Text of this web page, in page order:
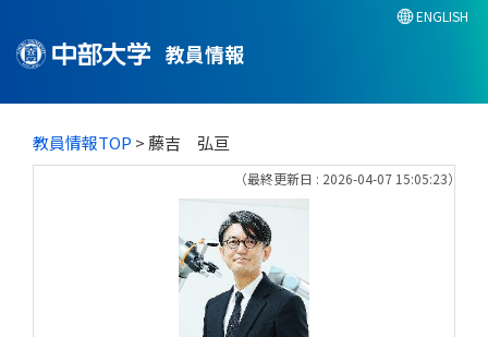
教員情報
ENGLISH
教員情報TOP > 藤吉 弘亘
（最終更新日 : 2026-04-07 15:05:23）